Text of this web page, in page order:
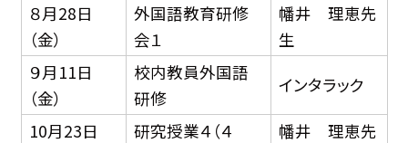
８月28日
（金）
外国語教育研修
会１
幡井 理恵先
生
９月11日
（金）
校内教員外国語
研修
インタラック
10月23日
研究授業４（４
幡井 理恵先